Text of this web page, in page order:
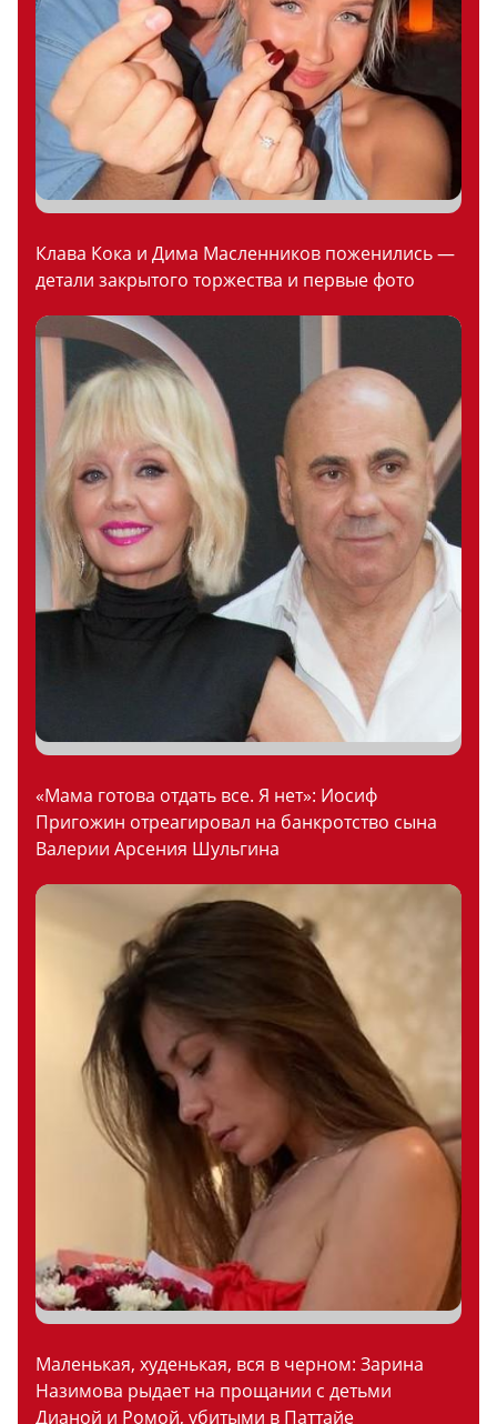
Клава Кока и Дима Масленников поженились —
детали закрытого торжества и первые фото
«Мама готова отдать все. Я нет»: Иосиф
Пригожин отреагировал на банкротство сына
Валерии Арсения Шульгина
Маленькая, худенькая, вся в черном: Зарина
Назимова рыдает на прощании с детьми
Дианой и Ромой, убитыми в Паттайе